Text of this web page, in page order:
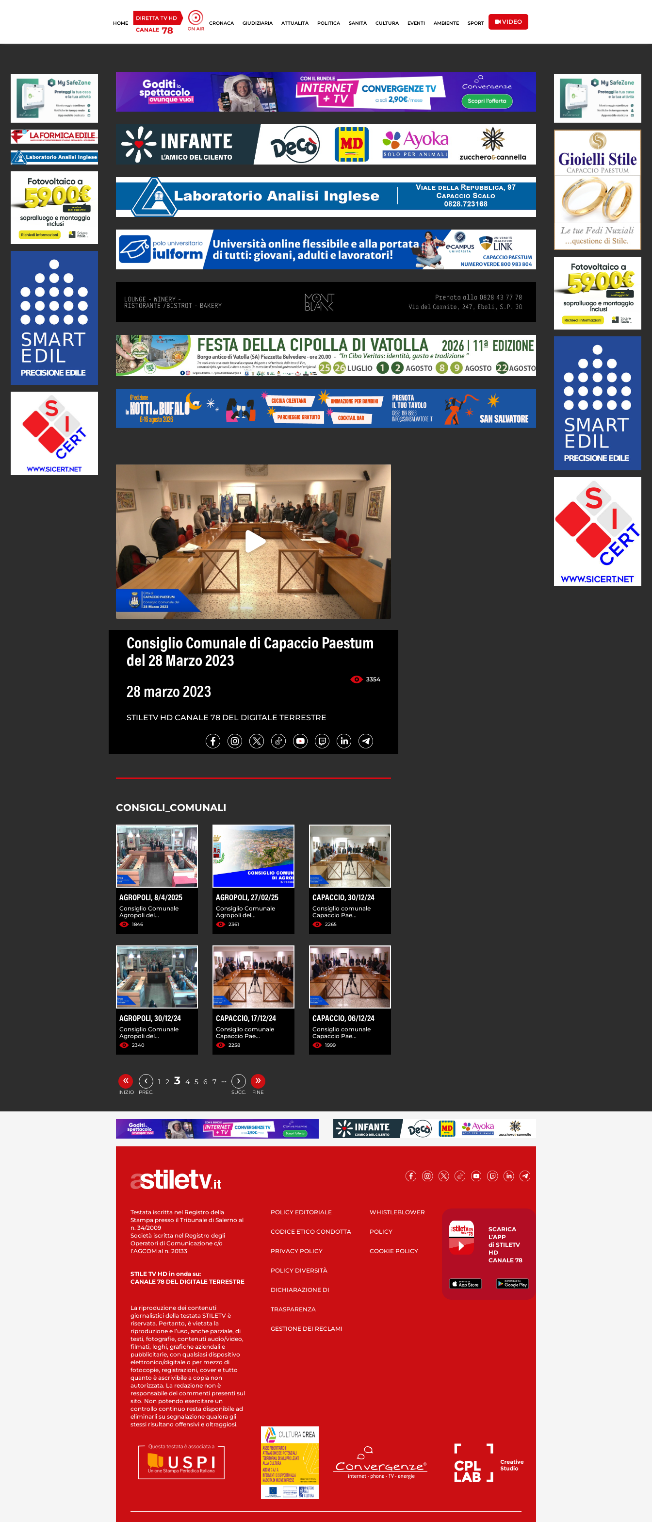
HOME CRONACA GIUDIZIARIA ATTUALITÀ POLITICA SANITÀ CULTURA EVENTI AMBIENTE SPORT VIDEO
Consiglio Comunale di Capaccio Paestum
del 28 Marzo 2023
3354
28 marzo 2023
STILETV HD CANALE 78 DEL DIGITALE TERRESTRE
CONSIGLI_COMUNALI
AGROPOLI, 8/4/2025
Consiglio Comunale
Agropoli del...
1846
AGROPOLI, 27/02/25
Consiglio Comunale
Agropoli del...
2361
CAPACCIO, 30/12/24
Consiglio comunale
Capaccio Pae...
2265
AGROPOLI, 30/12/24
Consiglio Comunale
Agropoli del...
2340
CAPACCIO, 17/12/24
Consiglio comunale
Capaccio Pae...
2258
CAPACCIO, 06/12/24
Consiglio comunale
Capaccio Pae...
1999
«
INIZIO
‹
PREC.
1 2 3 4 5 6 7 … ›
SUCC.
»
FINE
Testata iscritta nel Registro della
Stampa presso il Tribunale di Salerno al
n. 34/2009
Società iscritta nel Registro degli
Operatori di Comunicazione c/o
l’AGCOM al n. 20133
STILE TV HD in onda su:
CANALE 78 DEL DIGITALE TERRESTRE
La riproduzione dei contenuti
giornalistici della testata STILETV è
riservata. Pertanto, è vietata la
riproduzione e l’uso, anche parziale, di
testi, fotografie, contenuti audio/video,
filmati, loghi, grafiche aziendali e
pubblicitarie, con qualsiasi dispositivo
elettronico/digitale o per mezzo di
fotocopie, registrazioni, cover e tutto
quanto è ascrivibile a copia non
autorizzata. La redazione non è
responsabile dei commenti presenti sul
sito. Non potendo esercitare un
controllo continuo resta disponibile ad
eliminarli su segnalazione qualora gli
stessi risultano offensivi e oltraggiosi.
POLICY EDITORIALE
CODICE ETICO CONDOTTA
PRIVACY POLICY
POLICY DIVERSITÀ
DICHIARAZIONE DI
TRASPARENZA
GESTIONE DEI RECLAMI
WHISTLEBLOWER
POLICY
COOKIE POLICY
SCARICA
L’APP
di STILETV
HD
CANALE 78